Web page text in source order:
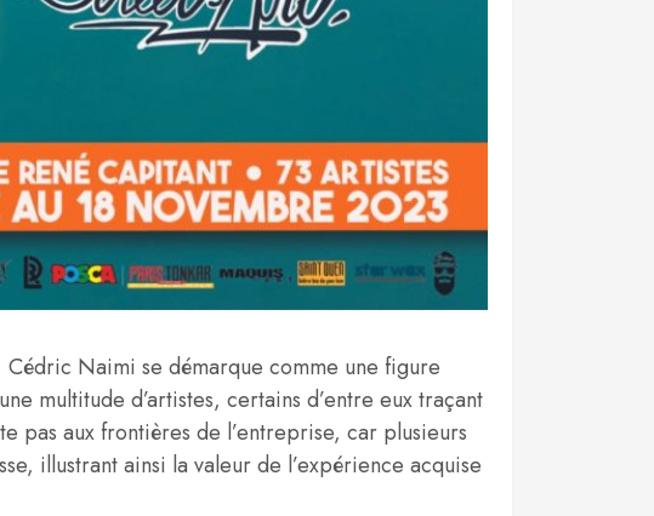
Naimi se démarque comme une figure
multitude d’artistes, certains d’entre eux traçant
pas aux frontières de l’entreprise, car plusieurs
illustrant ainsi la valeur de l’expérience acquise